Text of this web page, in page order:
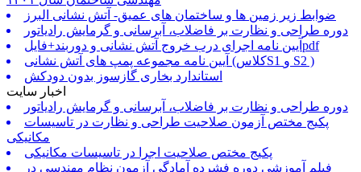
ضوابط زیر زمین ها و ساختمان های عمیق- آتش نشانی البرز
دوره طراحی و نظارت بر فاضلاب، آبرسانی و گرمایش رادیاتور
آیین نامه اجرای درب خروج آتش نشانی و دوربند+فایلpdf
آیین نامه مجموعه پمپ های آتش نشانی (کلاسS1 و S2 )
استاندارد بخاری گازسوز بدون دودکش
اخبار سایت
دوره طراحی و نظارت بر فاضلاب، آبرسانی و گرمایش رادیاتور
پکیج مختص آزمون صلاحیت طراحی و نظارت در تاسیسات
مکانیکی
پکیج مختص صلاحیت اجرا در تاسیسات مکانیکی
فیلم آموزشی دوره فشرده آمادگی آزمون نظام مهندسی در